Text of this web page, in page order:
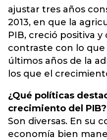
ajustar tres años
2013, en que la
PIB, creció positiva
contraste con lo
últimos años de la
los que el
¿Qué políticas
crecimiento del PIB?
Son diversas. En su
economía bien